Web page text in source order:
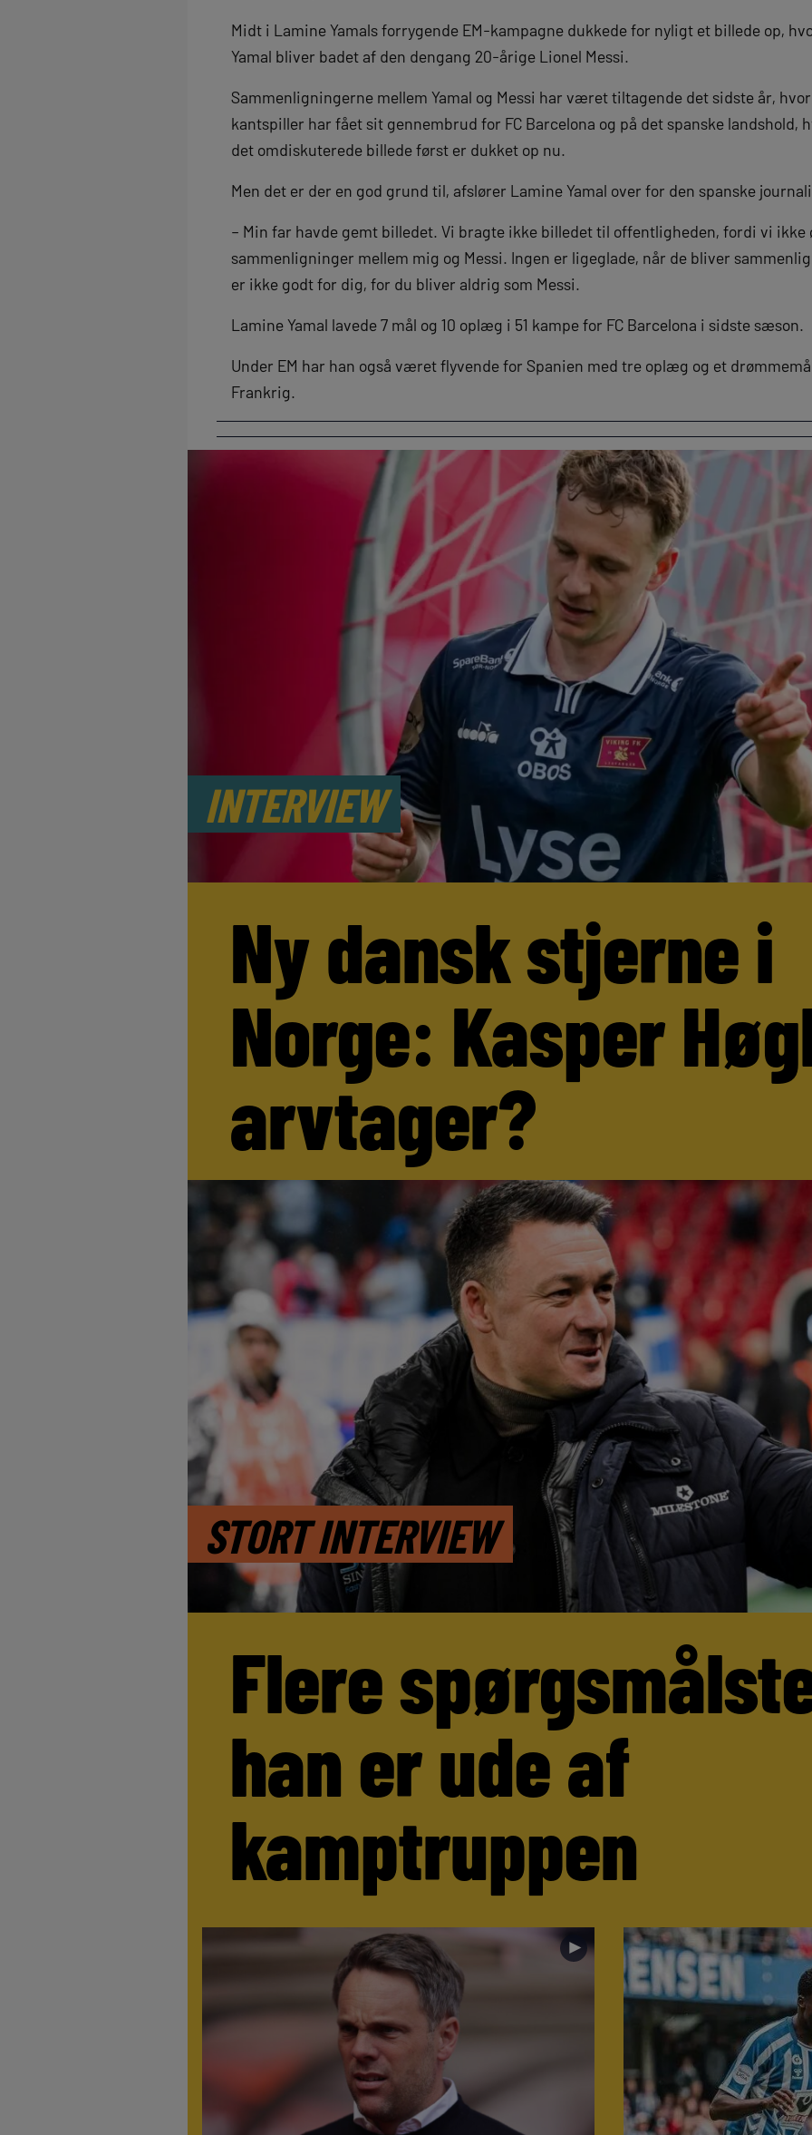
Midt i Lamine Yamals forrygende EM-kampagne dukkede for nyligt et billede op,
Yamal bliver badet af den dengang 20-årige Lionel Messi.
Sammenligningerne mellem Yamal og Messi har været tiltagende det sidste år,
kantspiller har fået sit gennembrud for FC Barcelona og på det spanske landshold,
det omdiskuterede billede først er dukket op nu.
Men det er der en god grund til, afslører Lamine Yamal over for den spanske
– Min far havde gemt billedet. Vi bragte ikke billedet til offentligheden, fordi vi ikke
sammenligninger mellem mig og Messi. Ingen er ligeglade, når de bliver
er ikke godt for dig, for du bliver aldrig som Messi.
Lamine Yamal lavede 7 mål og 10 oplæg i 51 kampe for FC Barcelona i sidste sæson.
Under EM har han også været flyvende for Spanien med tre oplæg og et
Frankrig.
INTERVIEW
Ny dansk stjerne i
Norge: Kasper
arvtager?
STORT INTERVIEW
Flere
han er ude af
kamptruppen
►